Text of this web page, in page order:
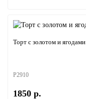
Торт с золотом и ягодами
P2910
1850 р.